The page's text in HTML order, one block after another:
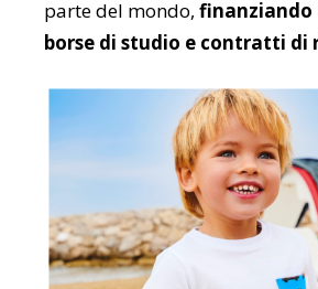
parte del mondo, finanziando
borse di studio e contratti di